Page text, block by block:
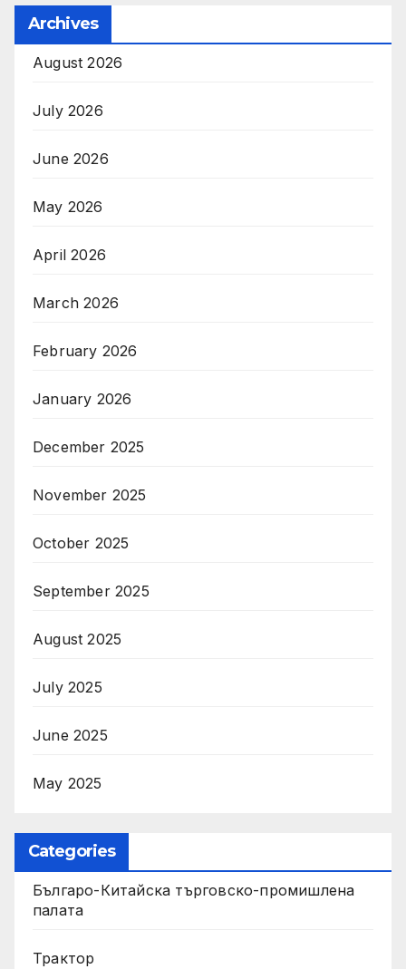
Archives
August 2026
July 2026
June 2026
May 2026
April 2026
March 2026
February 2026
January 2026
December 2025
November 2025
October 2025
September 2025
August 2025
July 2025
June 2025
May 2025
Categories
Българо-Китайска търговско-промишлена
палата
Трактор